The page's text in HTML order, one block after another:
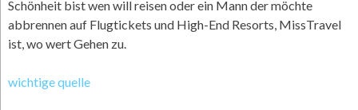
Schönheit bist wen will reisen oder ein Mann der möchte
abbrennen auf Flugtickets und High-End Resorts, MissTravel
ist, wo wert Gehen zu.
wichtige quelle